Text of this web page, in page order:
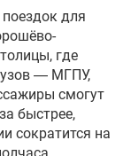
для
где
— МГПУ,
смогут
быстрее,
сократится на